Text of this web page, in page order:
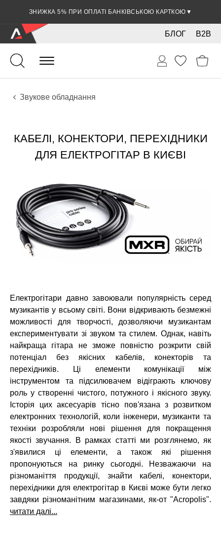
ЗНИЖКА 5% ПРИ ОПЛАТІ БАНКІВСЬКОЮ КАРТКОЮ ▼
B2B
БЛОГ
Гітари
Електро інструменти
Звукове обладнання
КАБЕЛІ, КОНЕКТОРИ, ПЕРЕХІДНИКИ
ДЛЯ ЕЛЕКТРОГІТАР В КИЄВІ
Електрогітари давно завоювали популярність серед
музикантів у всьому світі. Вони відкривають безмежні
можливості для творчості, дозволяючи музикантам
експериментувати зі звуком та стилем. Однак, навіть
найкраща гітара не зможе повністю розкрити свій
потенціал без якісних кабелів, конекторів та
перехідників. Ці елементи комунікації між
інструментом та підсилювачем відіграють ключову
роль у створенні чистого, потужного і якісного звуку.
Історія цих аксесуарів тісно пов'язана з розвитком
електронних технологій, коли інженери, музиканти та
техніки розробляли нові рішення для покращення
якості звучання. В рамках статті ми розглянемо, як
з'явилися ці елементи, а також які рішення
пропонуються на ринку сьогодні. Незважаючи на
різноманіття продукції, знайти кабелі, конектори,
перехідники для електрогітар в Києві може бути легко
завдяки різноманітним магазинами, як-от "Acropolis".
читати далі...